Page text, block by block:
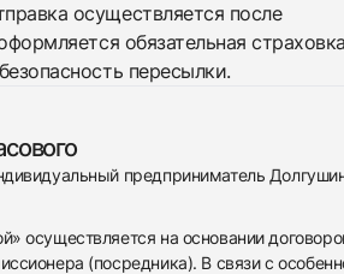
осуществляется после
обязательная страховка
пересылки.
предприниматель
осуществляется на основании
(посредника). В связи с